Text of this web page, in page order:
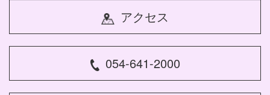
アクセス
054-641-2000